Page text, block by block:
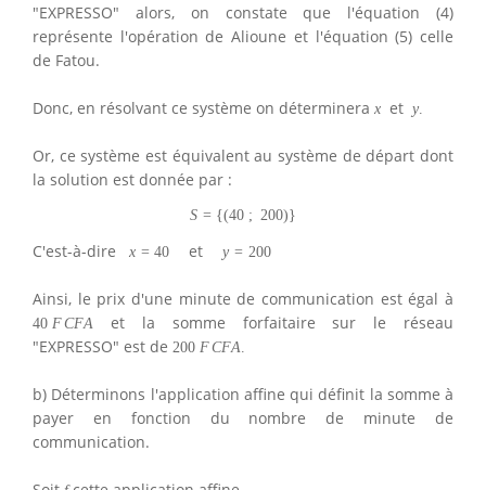
"EXPRESSO" alors, on constate que l'équation (4)
représente l'opération de Alioune et l'équation (5) celle
de Fatou.
Donc, en résolvant ce système on déterminera x et y
Or, ce système est équivalent au système de départ dont
la solution est donnée par :
S = {(40 ; 200)}
C'est-à-dire x = 40 et y = 200
Ainsi, le prix d'une minute de communication est égal à
40 FCFA
et la somme forfaitaire sur le réseau
"EXPRESSO" est de 200 FCFA
b) Déterminons l'application affine qui définit la somme à
payer en fonction du nombre de minute de
communication.